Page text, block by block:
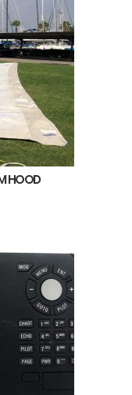
HOOD